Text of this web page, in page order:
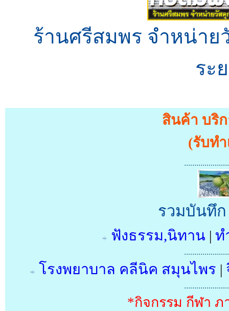
ร้านศรีสมพร จำหน่า
ระ
สินค้า บริ
(รับท
รวมบันทึ
ฟังธรรม,นิทาน | ท
โรงพยาบาล คลีนิค สมุนไพร |
*กิจกรรม กีฬา ภ